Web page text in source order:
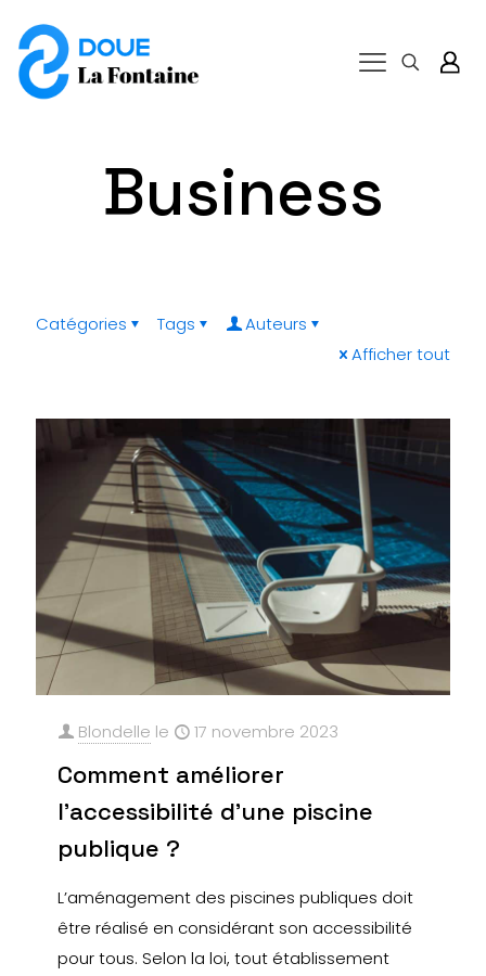
Business
Catégories Tags
Auteurs
Afficher tout
Blondelle le 17 novembre 2023
Comment améliorer
l’accessibilité d’une piscine
publique ?
L’aménagement des piscines publiques doit
être réalisé en considérant son accessibilité
pour tous. Selon la loi, tout établissement